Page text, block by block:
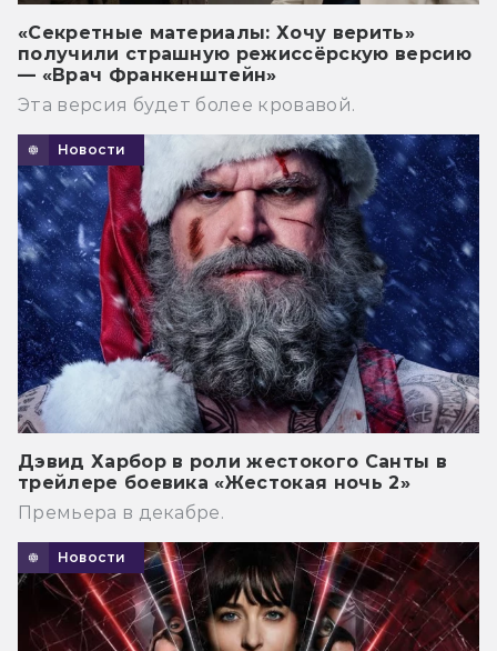
«Секретные материалы: Хочу верить»
получили страшную режиссёрскую версию
— «Врач Франкенштейн»
Эта версия будет более кровавой.
Новости
Дэвид Харбор в роли жестокого Санты в
трейлере боевика «Жестокая ночь 2»
Премьера в декабре.
Новости